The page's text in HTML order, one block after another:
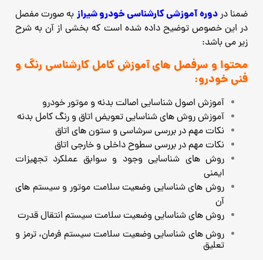
ضمنا دردوره آموزشی کارشناسی خودرو شیراز به صورت مفصل
در این خصوص توضیح داده شده است که بخشی از آن به شرح
زیر می باشد:
محتوا و سرفصل های آموزش کامل کارشناسی رنگ و
فنی خودرو:
آموزش اصول شناسایی اصالت بدنه و موتور خودرو
آموزش روش های شناسایی تعویض اتاق و رنگ کامل بدنه
نکات مهم در بررسی سرشاسی و ستون های اتاق
نکات مهم در بررسی سطوح داخلی و خارجی اتاق
روش های شناسایی وجود و سوابق عملکرد تجهیزات
ایمنی
روش های شناسایی وضعیت سلامت موتور و سیستم های
آن
روش های شناسایی وضعیت سلامت سیستم انتقال قدرت
روش های شناسایی وضعیت سلامت سیستم فرمان، ترمز و
تعلیق